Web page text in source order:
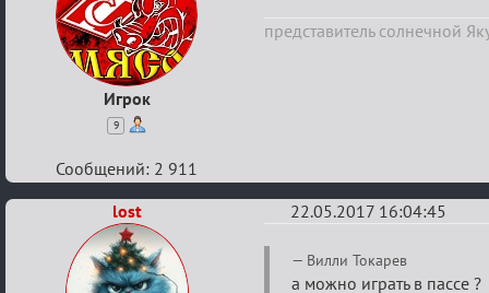
Игрок
9
ажиотаж
представитель солнечной
Сообщений: 2 911
lost
22.05.2017 16:04:45
Re: Вилли Токарев
а можно играть в пассе ?